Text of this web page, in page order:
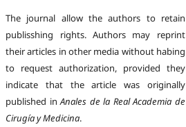
The journal allow the authors to retain
publisshing rights. Authors may reprint
their articles in other media without habing
to request authorization, provided they
indicate that the article was originally
published inAnales de la Real Academia de
Cirugía y Medicina.